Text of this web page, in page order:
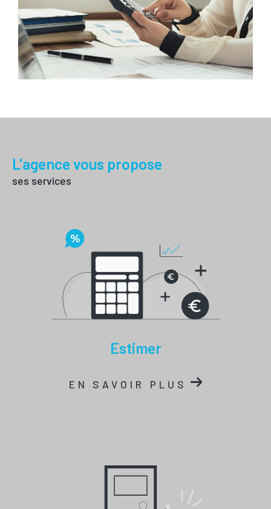
interruption.
Disponibles et réactifs, nous sommes dédiés à
transformer vos projets immobiliers en une réussite
complète. Choisissez David Immobilier pour une
expérience immobilière sans égal à Montblanc et ses
L'agence vous propose
ses services
estimer
EN SAVOIR PLUS